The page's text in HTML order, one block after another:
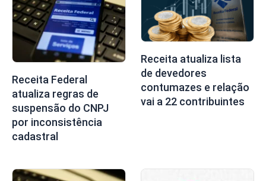
Receita Federal
atualiza regras de
suspensão do CNPJ
por inconsistência
cadastral
Receita atualiza lista
de devedores
contumazes e relação
vai a 22 contribuintes